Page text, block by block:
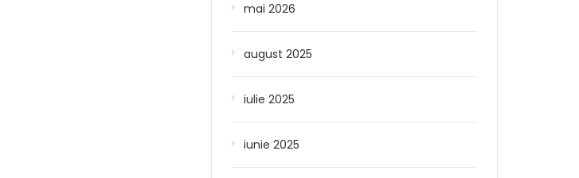
mai 2026
august 2025
iulie 2025
iunie 2025